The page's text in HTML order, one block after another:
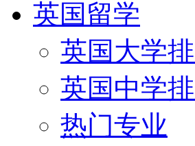
英国留学
英国大学
英国中学
热门专业